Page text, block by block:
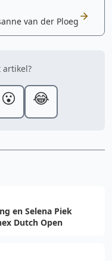
van der Ploeg
😮 😂
en Selena Piek
Dutch Open